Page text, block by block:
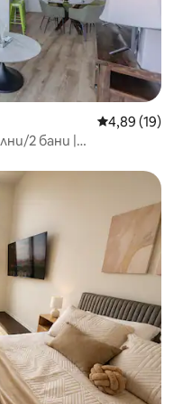
Средна
4,89 (19)
2 бани |